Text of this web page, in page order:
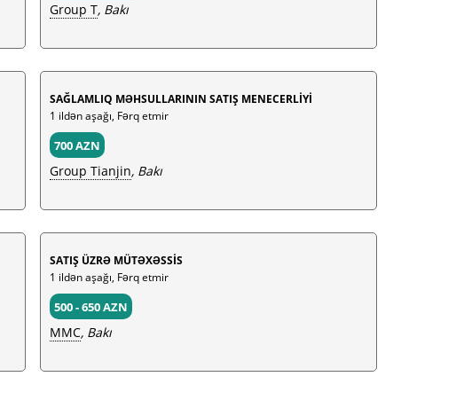
Group T, Bakı
SAĞLAMLIQ MƏHSULLARININ SATIŞ MENECERLİYİ
1 ildən aşağı, Fərq etmir
700 AZN
Group Tianjin, Bakı
SATIŞ ÜZRƏ MÜTƏXƏSSİS
1 ildən aşağı, Fərq etmir
500 - 650 AZN
MMC, Bakı